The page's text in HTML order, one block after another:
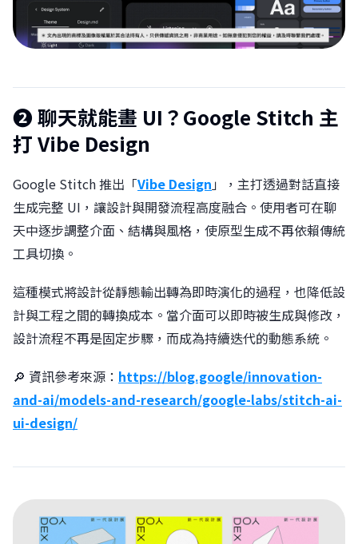
❷ 聊天就能畫 UI？Google Stitch 主
打 Vibe Design
Google Stitch 推出「Vibe Design 」，主打透過對話直接
生成完整 UI，讓設計與開發流程高度融合。使用者可在聊
天中逐步調整介面、結構與風格，使原型生成不再依賴傳統
工具切換。
這種模式將設計從靜態輸出轉為即時演化的過程，也降低設
計與工程之間的轉換成本。當介面可以即時被生成與修改，
設計流程不再是固定步驟，而成為持續迭代的動態系統。
🔎 資訊參考來源： https://blog.google/innovation-
and-ai/models-and-research/google-labs/stitch-ai-
ui-design/